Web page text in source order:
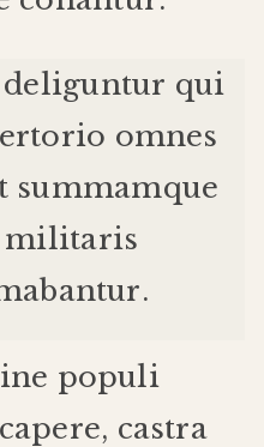
deliguntur qui
omnes
summamque
militaris
.
populi
capere, castra